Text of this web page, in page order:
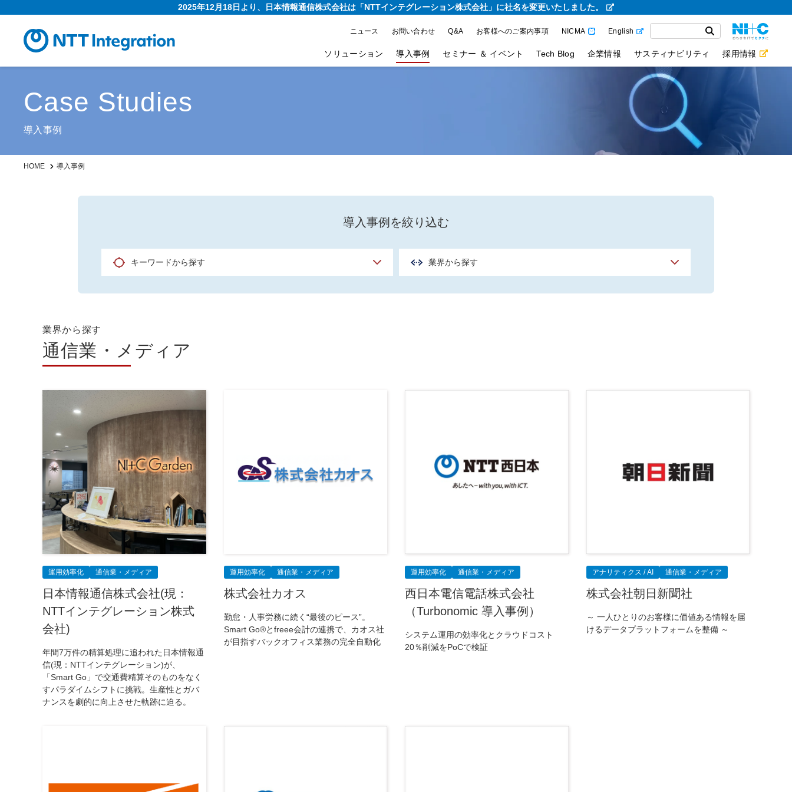
2025年12月18日より、日本情報通信株式会社は「NTTインテグレーション株式会社」に社名を変更いたしました。
ニュース お問い合わせ Q&A お客様へのご案内事項 NICMA English
ソリューション 導入事例 セミナー ＆ イベント Tech Blog 企業情報 サスティナビリティ 採用情報
Case Studies
導入事例
HOME 導入事例
導入事例を絞り込む
キーワードから探す 業界から探す
業界から探す
通信業・メディア
運用効率化 通信業・メディア
日本情報通信株式会社(現：
NTTインテグレーション株式
会社)
年間7万件の精算処理に追われた日本情報通
信(現：NTTインテグレーション)が、
「Smart Go」で交通費精算そのものをなく
すパラダイムシフトに挑戦。生産性とガバ
ナンスを劇的に向上させた軌跡に迫る。
運用効率化 通信業・メディア
株式会社カオス
勤怠・人事労務に続く“最後のピース”。
Smart Go®とfreee会計の連携で、カオス社
が目指すバックオフィス業務の完全自動化
運用効率化 通信業・メディア
西日本電信電話株式会社
（Turbonomic 導入事例）
システム運用の効率化とクラウドコスト
20％削減をPoCで検証
アナリティクス / AI 通信業・メディア
株式会社朝日新聞社
～ 一人ひとりのお客様に価値ある情報を届
けるデータプラットフォームを整備 ～